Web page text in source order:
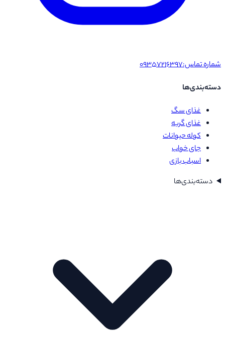
شماره تماس:۰۹۳۵۷۲۱۶۳۹۷
دسته‌بندی‌ها
غذای سگ
غذای گربه
کوله حیوانات
جای خواب
اسباب بازی
دسته‌بندی‌ها